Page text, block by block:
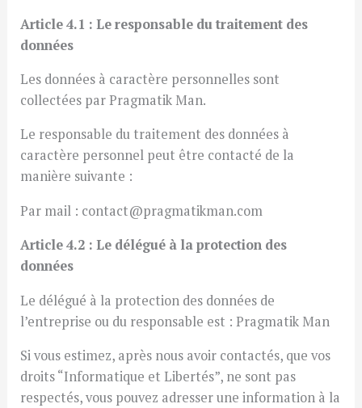
Article 4.1 : Le responsable du traitement des
données
Les données à caractère personnelles sont
collectées par Pragmatik Man.
Le responsable du traitement des données à
caractère personnel peut être contacté de la
manière suivante :
Par mail : contact@pragmatikman.com
Article 4.2 : Le délégué à la protection des
données
Le délégué à la protection des données de
l’entreprise ou du responsable est : Pragmatik Man
Si vous estimez, après nous avoir contactés, que vos
droits “Informatique et Libertés”, ne sont pas
respectés, vous pouvez adresser une information à la